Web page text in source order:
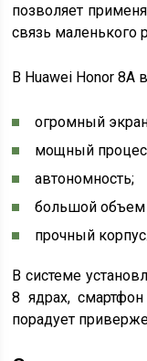
позволяет
связь маленького
В Huawei Honor 8A
огромный
мощный
автономность;
большой объем
прочный корпус.
В системе
8 ядрах,
порадует